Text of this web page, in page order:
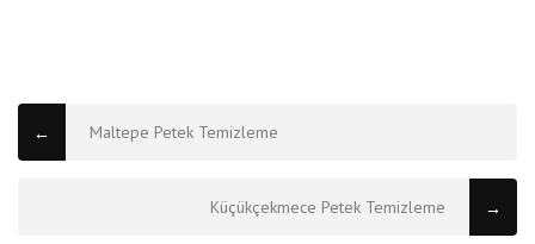
← Maltepe Petek Temizleme
Küçükçekmece Petek Temizleme →